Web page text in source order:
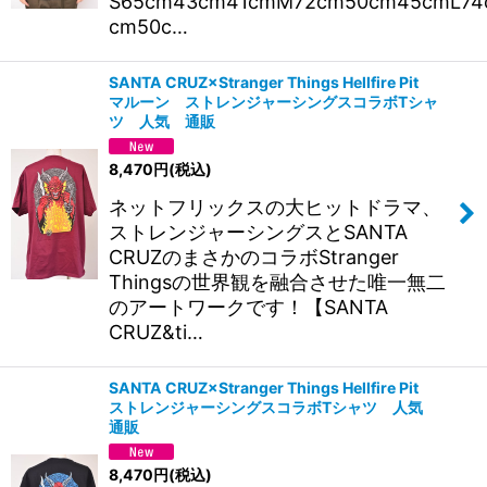
cm50c…
SANTA CRUZ×Stranger Things Hellfire Pit
マルーン ストレンジャーシングスコラボTシャ
ツ 人気 通販
8,470円(税込)
ネットフリックスの大ヒットドラマ、
ストレンジャーシングスとSANTA
CRUZのまさかのコラボStranger
Thingsの世界観を融合させた唯一無二
のアートワークです！【SANTA
CRUZ&ti…
SANTA CRUZ×Stranger Things Hellfire Pit
ストレンジャーシングスコラボTシャツ 人気
通販
8,470円(税込)